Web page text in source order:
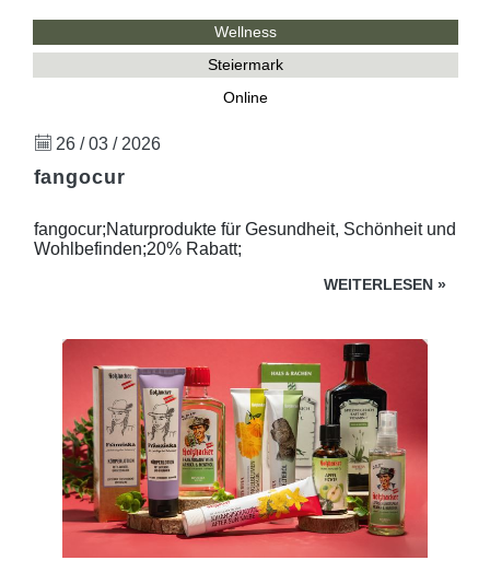
Wellness
Steiermark
Online
26 / 03 / 2026
fangocur
fangocur;Naturprodukte für Gesundheit, Schönheit und
Wohlbefinden;20% Rabatt;
WEITERLESEN »